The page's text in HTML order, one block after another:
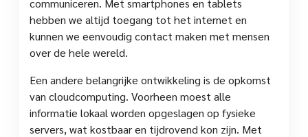
hebben we altijd toegang tot het internet en
kunnen we eenvoudig contact maken met mensen
over de hele wereld.
Een andere belangrijke ontwikkeling is de opkomst
van cloudcomputing. Voorheen moest alle
informatie lokaal worden opgeslagen op fysieke
servers, wat kostbaar en tijdrovend kon zijn. Met